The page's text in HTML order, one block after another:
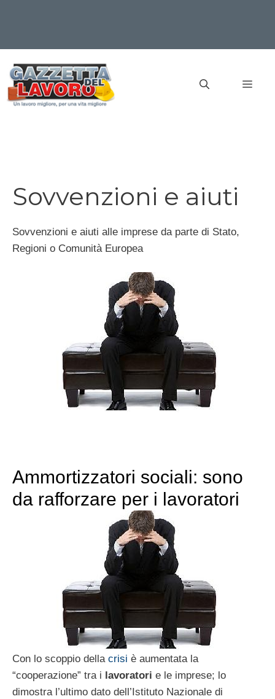
contenuto
Sovvenzioni e aiuti
Sovvenzioni e aiuti alle imprese da parte di Stato,
Regioni o Comunità Europea
Ammortizzatori sociali: sono
da rafforzare per i lavoratori
Con lo scoppio della crisi è aumentata la
“cooperazione” tra i lavoratori e le imprese; lo
dimostra l’ultimo dato dell’Istituto Nazionale di